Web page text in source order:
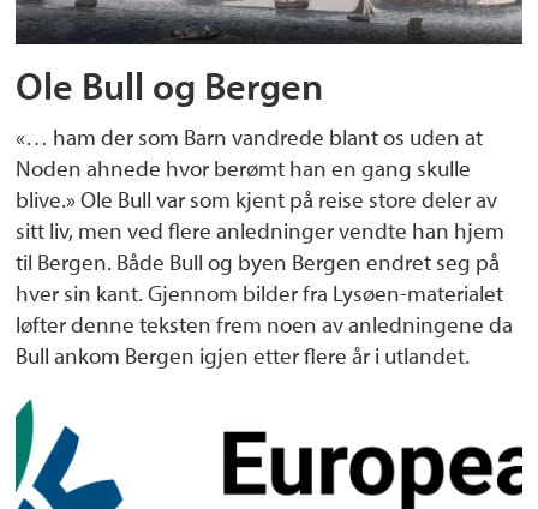
Ole Bull og Bergen
«… ham der som Barn vandrede blant os uden at
Noden ahnede hvor berømt han en gang skulle
blive.» Ole Bull var som kjent på reise store deler av
sitt liv, men ved flere anledninger vendte han hjem
til Bergen. Både Bull og byen Bergen endret seg på
hver sin kant. Gjennom bilder fra Lysøen-materialet
løfter denne teksten frem noen av anledningene da
Bull ankom Bergen igjen etter flere år i utlandet.